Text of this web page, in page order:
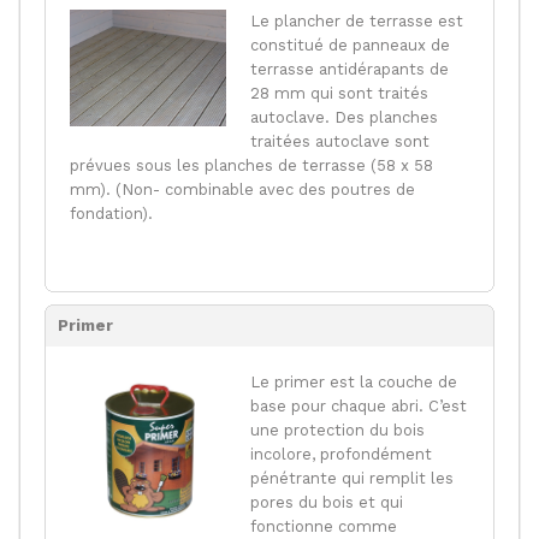
Le plancher de terrasse est
constitué de panneaux de
terrasse antidérapants de
28 mm qui sont traités
autoclave. Des planches
traitées autoclave sont
prévues sous les planches de terrasse (58 x 58
mm). (Non- combinable avec des poutres de
fondation).
Primer
Le primer est la couche de
base pour chaque abri. C’est
une protection du bois
incolore, profondément
pénétrante qui remplit les
pores du bois et qui
fonctionne comme